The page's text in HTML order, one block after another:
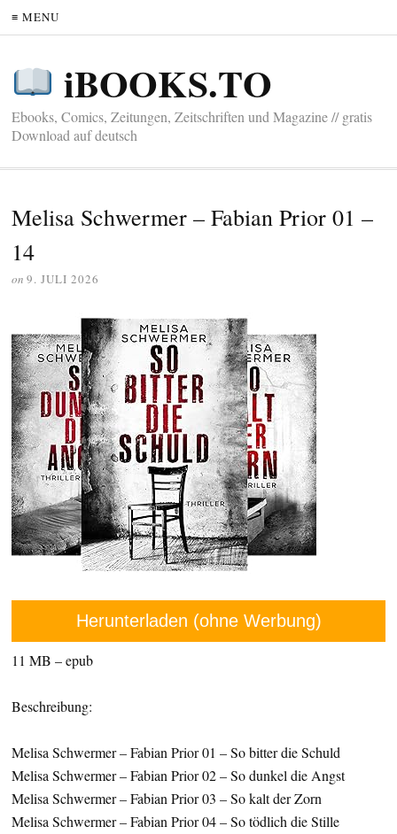
≡ MENU
iBOOKS.TO
Ebooks, Comics, Zeitungen, Zeitschriften und Magazine // gratis
Download auf deutsch
Melisa Schwermer – Fabian Prior 01 –
14
on 9. JULI 2026
Herunterladen (ohne Werbung)
11 MB – epub
Beschreibung:
Melisa Schwermer – Fabian Prior 01 – So bitter die Schuld
Melisa Schwermer – Fabian Prior 02 – So dunkel die Angst
Melisa Schwermer – Fabian Prior 03 – So kalt der Zorn
Melisa Schwermer – Fabian Prior 04 – So tödlich die Stille